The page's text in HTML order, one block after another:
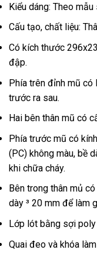
Kiểu dáng: Theo
Cấu tạo, chất liệu:
Có kích thước
đập.
Phía trên đỉnh mũ
trước ra sau.
Hai bên thân mũ có
Phía trước mũ có
(PC) không màu, bề
khi chữa cháy.
Bên trong thân mủ
dày ³ 20 mm để làm
Lớp lót bằng sợi poly
Quai đeo và khóa